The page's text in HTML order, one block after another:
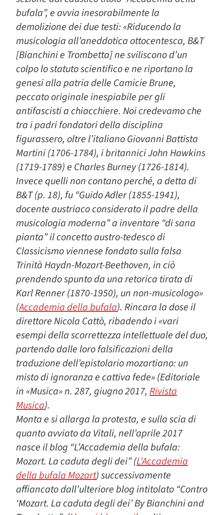
bufala”, e avvia inesorabilmente la
demolizione dei due testi: «Riducendo la
musicologia all’aneddotica ottocentesca, B&T
[Bianchini e Trombetta] ne sviliscono d’un
colpo lo statuto scientifico e ne riportano la
genesi alla patria delle Camicie Brune,
peccato originale inespiabile per gli
antifascisti a chiacchiere. Noi credevamo che
tra i padri fondatori della disciplina
figurassero, oltre l’italiano Giovanni Battista
Martini (1706-1784), i britannici John Hawkins
(1719-1789) e Charles Burney (1726-1814).
Invece quelli non contano perché, a detta di
B&T (p. 18), fu “Guido Adler (1855-1941),
docente austriaco considerato il padre della
musicologia moderna” a inventare “di sana
pianta” il concetto austro-tedesco di
Classicismo viennese fondato sulla falsa
Trinità Haydn-Mozart-Beethoven, in ciò
prendendo spunto da una retorica tirata di
Karl Renner (1870-1950), un non-musicologo»
(Accademia della bufala). Rincara la dose il
direttore Nicola Cattò, ribadendo i «vari
esempi della scorrettezza intellettuale del duo,
partendo dalle loro falsificazioni della
traduzione dell’epistolario mozartiano: un
misto di ignoranza e cattiva fede» (Editoriale
in «Musica» n. 287, giugno 2017, Rivista
Musica).
Monta e si allarga la protesta, e sulla scia di
quanto avviato da Vitali, nell’aprile 2017
nasce il blog “L’Accademia della bufala:
Mozart. La caduta degli dei” (L’Accademia
della bufala Mozart)successivamente
affiancato dall’ulteriore blog intitolato “Contro
‘Mozart. La caduta degli dei’ By Bianchini and